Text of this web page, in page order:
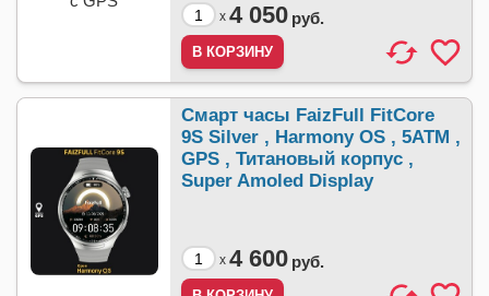
x 4 050 руб.
Смарт часы FaizFull FitCore
9S Silver , Harmony OS , 5ATM ,
GPS , Титановый корпус ,
Super Amoled Display
x 4 600 руб.